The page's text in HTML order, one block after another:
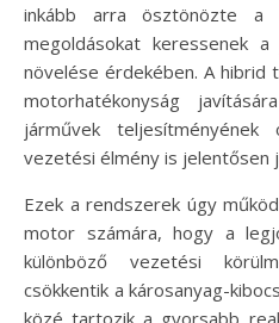
inkább arra ösztönözte a
megoldásokat keressenek
növelése érdekében. A hibrid
motorhatékonyság
járművek
vezetési élmény is jelentősen
Ezek a rendszerek úgy
motor számára, hogy a
különböző vezetési
csökkentik a károsanyag-
közé tartozik a gyorsabb